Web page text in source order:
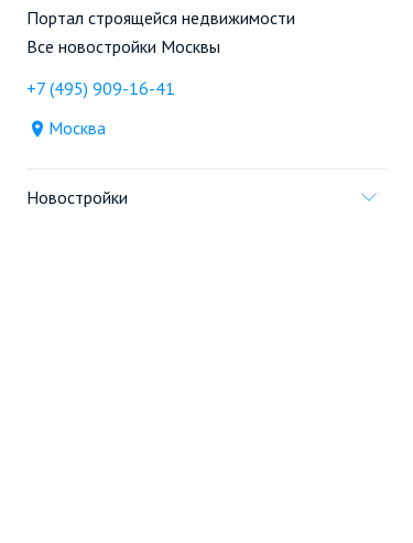
Портал строящейся недвижимости
Все новостройки Москвы
+7 (495) 909-16-41
Москва
Новостройки